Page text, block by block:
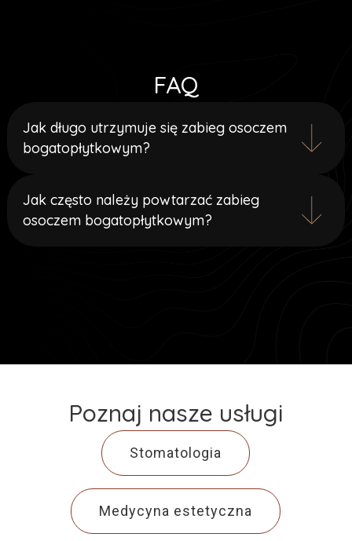
FAQ
Jak długo utrzymuje się zabieg osoczem
bogatopłytkowym?
Jak często należy powtarzać zabieg
osoczem bogatopłytkowym?
Poznaj nasze usługi
Stomatologia
Medycyna estetyczna